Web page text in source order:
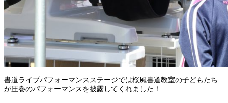
書道ライブパフォーマンスステージでは桜風書道教室の子どもたち
が圧巻のパフォーマンスを披露してくれました！